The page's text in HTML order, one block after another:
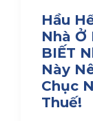
Hầu
Nhà Ở
BIẾT
Này
Chục
Thuế!